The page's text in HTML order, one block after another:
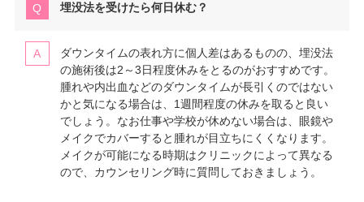
埋没法を受けたら何日休む？
ダウンタイムの表れ方に個人差はあるものの、埋没法
の施術後は2～3日程度休みをとるのがおすすめです。
腫れや内出血などのダウンタイムが長引くのではない
かと気になる場合は、1週間程度の休みを取ると良い
でしょう。なお仕事や学校が休めない場合は、眼鏡や
メイクでカバーすると腫れが目立ちにくくなります。
メイクが可能になる時期はクリニックによって異なる
ので、カウンセリング時に質問しておきましょう。